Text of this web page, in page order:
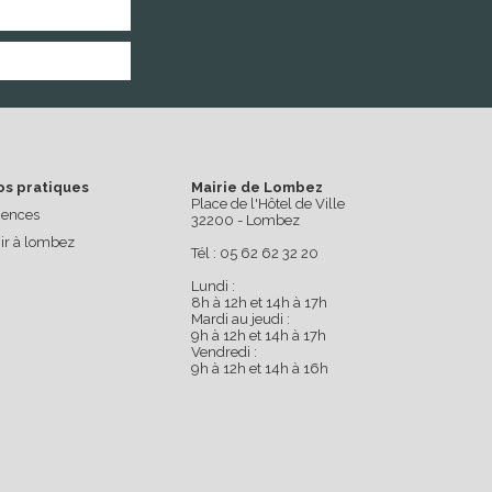
pratiques
à lombez
Mairie de Lombez
Place de l'Hôtel de Ville
32200 - Lombez
Tél : 05 62 62 32 20
Lundi :
8h à 12h et 14h à 17h
Mardi au jeudi :
9h à 12h et 14h à 17h
Vendredi :
9h à 12h et 14h à 16h